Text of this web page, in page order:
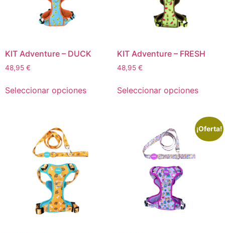
KIT Adventure – DUCK
48,95 €
Seleccionar opciones
KIT Adventure – FRESH
48,95 €
Seleccionar opciones
¡Oferta!